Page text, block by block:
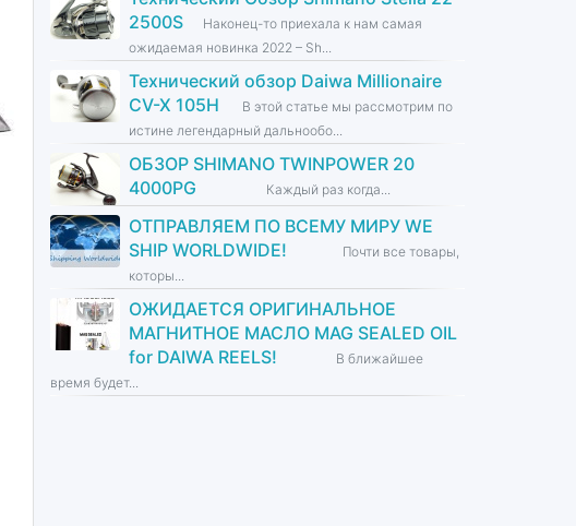
2500S
Наконец-то приехала к нам самая
ожидаемая новинка 2022 – Sh...
Технический обзор Daiwa Millionaire
CV-X 105H
В этой статье мы рассмотрим по
истине легендарный дальнообо...
ОБЗОР SHIMANO TWINPOWER 20
4000PG
Каждый раз когда...
ОТПРАВЛЯЕМ ПО ВСЕМУ МИРУ WE
SHIP WORLDWIDE!
Почти все товары,
которы...
ОЖИДАЕТСЯ ОРИГИНАЛЬНОЕ
МАГНИТНОЕ МАСЛО MAG SEALED OIL
for DAIWA REELS!
В ближайшее
время будет...